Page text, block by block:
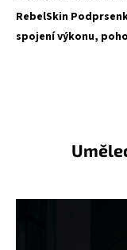
RebelSkin
spojení výkonu,
Umělec